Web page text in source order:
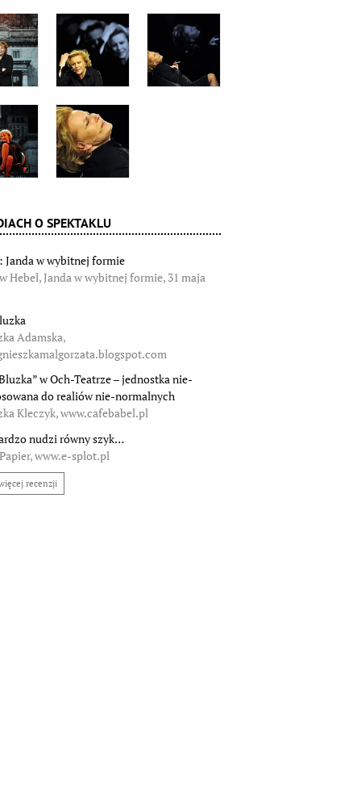
O SPEKTAKLU
Janda w wybitnej formie
Hebel, Janda w wybitnej formie, 31 maja
Adamska,
w Och-Teatrze – jednostka nie-
do realiów nie-normalnych
Kleczyk, www.cafebabel.pl
nudzi równy szyk…
www.e-splot.pl
recenzji